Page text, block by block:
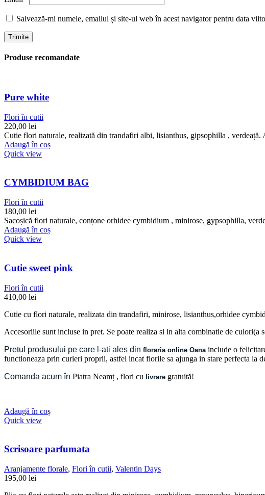
Salvează-mi numele, emailul și site-ul web în acest navigator pentru data
Produse recomandate
Pure white
Flori în cutii
220,00 lei
Cutie flori naturale, realizată din trandafiri albi, lisianthus, gipsophilla ,
Adaugă în coș
Quick view
CYMBIDIUM BAG
Flori în cutii
180,00 lei
Sacoșică flori naturale, conțone orhidee cymbidium , minirose, gypsophilla,
Adaugă în coș
Quick view
Cutie sweet pink
Flori în cutii
410,00 lei
Cutie cu flori naturale, realizata din trandafiri, minirose, lisianthus,orhidee
Accesoriile sunt incluse in pret. Se poate realiza si in alta combinatie de culori(a
Pretul produsului pe care l-ati ales din floraria online Oana include o
functioneaza prin curieri proprii, astfel incat florile sa ajunga in stare perfecta la
Comanda acum în Piatra Neamț , flori cu livrare gratuită!
Adaugă în coș
Quick view
Scrisoare parfumata
Aranjamente florale, Flori în cutii, Valentin Days
195,00 lei